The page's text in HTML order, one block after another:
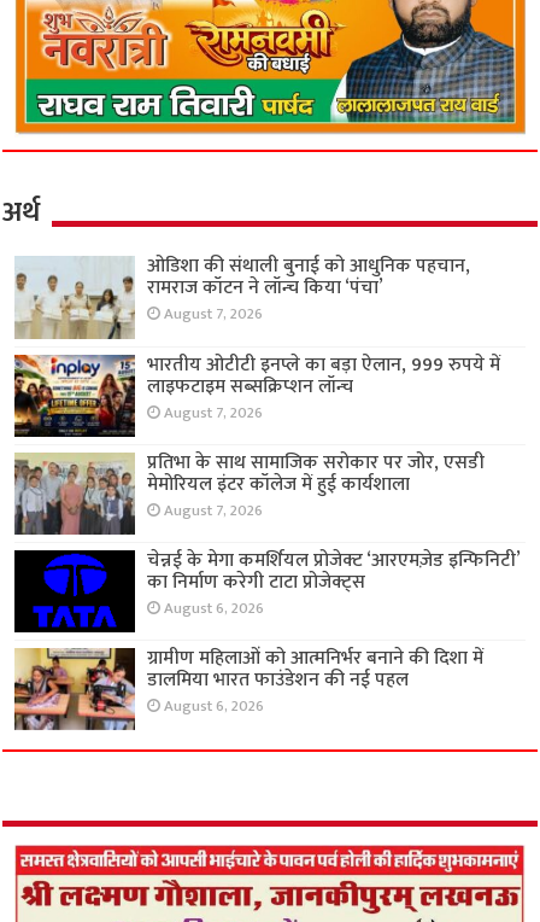
अर्थ
ओडिशा की संथाली बुनाई को आधुनिक पहचान,
रामराज कॉटन ने लॉन्च किया ‘पंचा’
August 7, 2026
भारतीय ओटीटी इनप्ले का बड़ा ऐलान, 999 रुपये में
लाइफटाइम सब्सक्रिप्शन लॉन्च
August 7, 2026
प्रतिभा के साथ सामाजिक सरोकार पर जोर, एसडी
मेमोरियल इंटर कॉलेज में हुई कार्यशाला
August 7, 2026
चेन्नई के मेगा कमर्शियल प्रोजेक्ट ‘आरएमज़ेड इन्फिनिटी’
का निर्माण करेगी टाटा प्रोजेक्ट्स
August 6, 2026
ग्रामीण महिलाओं को आत्मनिर्भर बनाने की दिशा में
डालमिया भारत फाउंडेशन की नई पहल
August 6, 2026